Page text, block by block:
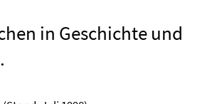
in Geschichte und